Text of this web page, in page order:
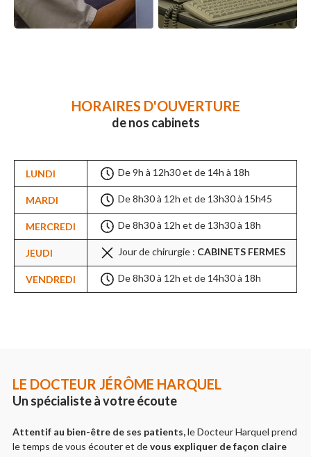
HORAIRES D'OUVERTURE
de nos cabinets
LUNDI De 9h à 12h30 et de 14h à 18h
MARDI De 8h30 à 12h et de 13h30 à 15h45
MERCREDI De 8h30 à 12h et de 13h30 à 18h
JEUDI Jour de chirurgie : CABINETS FERMES
VENDREDI De 8h30 à 12h et de 14h30 à 18h
LE DOCTEUR JÉRÔME HARQUEL
Un spécialiste à votre écoute
Attentif au bien-être de ses patients,le Docteur Harquel prend
le temps de vous écouter et devous expliquer de façon claire